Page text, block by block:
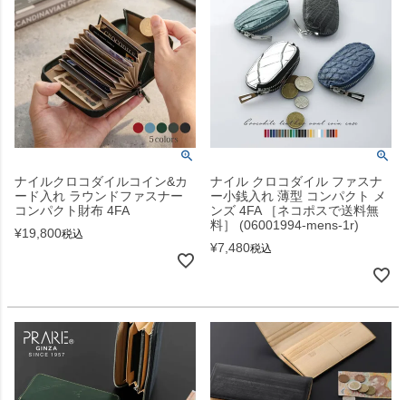
ナイルクロコダイルコイン&カ
ード入れ ラウンドファスナー
コンパクト財布 4FA
¥19,800税込
ナイル クロコダイル ファスナ
ー小銭入れ 薄型 コンパクト メ
ンズ 4FA ［ネコポスで送料無
料］ (06001994-mens-1r)
¥7,480税込